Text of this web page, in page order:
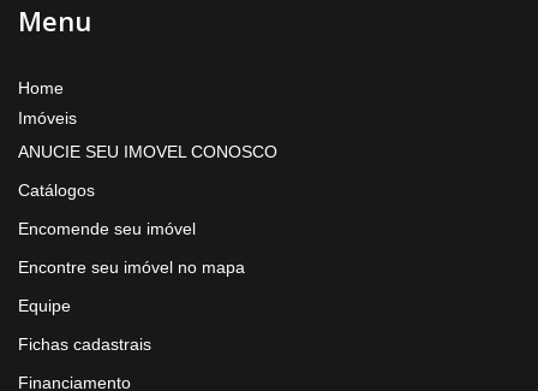
Menu
Home
Imóveis
ANUCIE SEU IMOVEL CONOSCO
Catálogos
Encomende seu imóvel
Encontre seu imóvel no mapa
Equipe
Fichas cadastrais
Financiamento